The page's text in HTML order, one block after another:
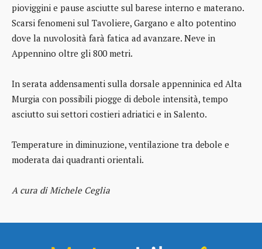
pioviggini e pause asciutte sul barese interno e materano.
Scarsi fenomeni sul Tavoliere, Gargano e alto potentino
dove la nuvolosità farà fatica ad avanzare. Neve in
Appennino oltre gli 800 metri.
In serata addensamenti sulla dorsale appenninica ed Alta
Murgia con possibili piogge di debole intensità, tempo
asciutto sui settori costieri adriatici e in Salento.
Temperature in diminuzione, ventilazione tra debole e
moderata dai quadranti orientali.
A cura di Michele Ceglia